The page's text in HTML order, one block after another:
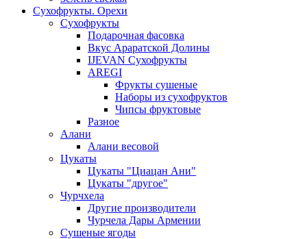
Сухофрукты. Орехи
Сухофрукты
Подарочная фасовка
Вкус Араратской Долины
IJEVAN Сухофрукты
AREGI
Фрукты сушеные
Наборы из сухофруктов
Чипсы фруктовые
Разное
Алани
Алани весовой
Цукаты
Цукаты "Циацан Ани"
Цукаты "другое"
Чурчхела
Другие производители
Чурчела Дары Армении
Сушеные ягоды